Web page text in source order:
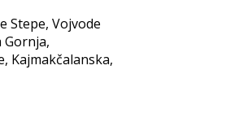
Stepe, Vojvode
Gornja,
Kajmakčalanska,